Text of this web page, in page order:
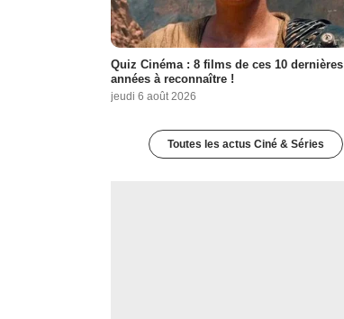
Quiz Cinéma : 8 films de ces 10 dernières
années à reconnaître !
jeudi 6 août 2026
Toutes les actus Ciné & Séries